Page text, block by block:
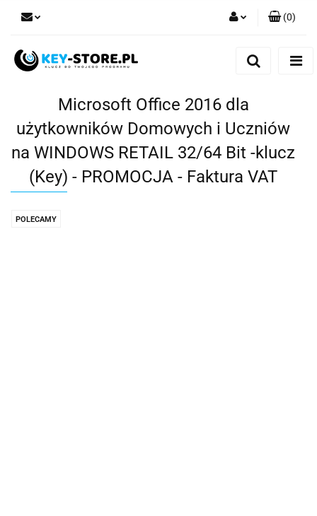
Dodaj zgłoszenie
(0)
Microsoft Office 2016 dla
użytkowników Domowych i Uczniów
na WINDOWS RETAIL 32/64 Bit -klucz
(Key) - PROMOCJA - Faktura VAT
POLECAMY